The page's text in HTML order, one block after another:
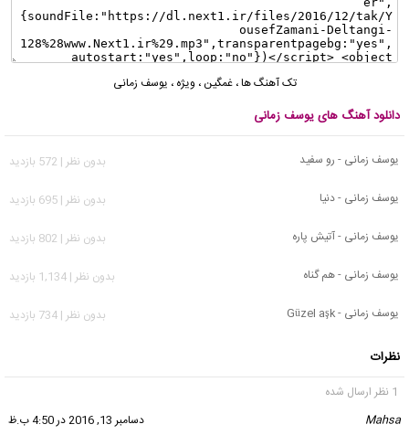
تک آهنگ ها،غمگین ، ویژه ، یوسف زمانی
دانلود آهنگ های یوسف زمانی
یوسف زمانی - رو سفید
بدون نظر | 572 بازدید
یوسف زمانی - دنیا
بدون نظر | 695 بازدید
یوسف زمانی - آتیش پاره
بدون نظر | 802 بازدید
یوسف زمانی - هم گناه
بدون نظر | 1,134 بازدید
یوسف زمانی - Güzel aşk
بدون نظر | 734 بازدید
نظرات
1 نظر ارسال شده
Mahsa
دسامبر 13, 2016 در 4:50 ب.ظ